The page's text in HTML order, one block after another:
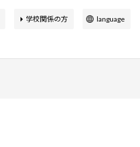
学校関係の方
language